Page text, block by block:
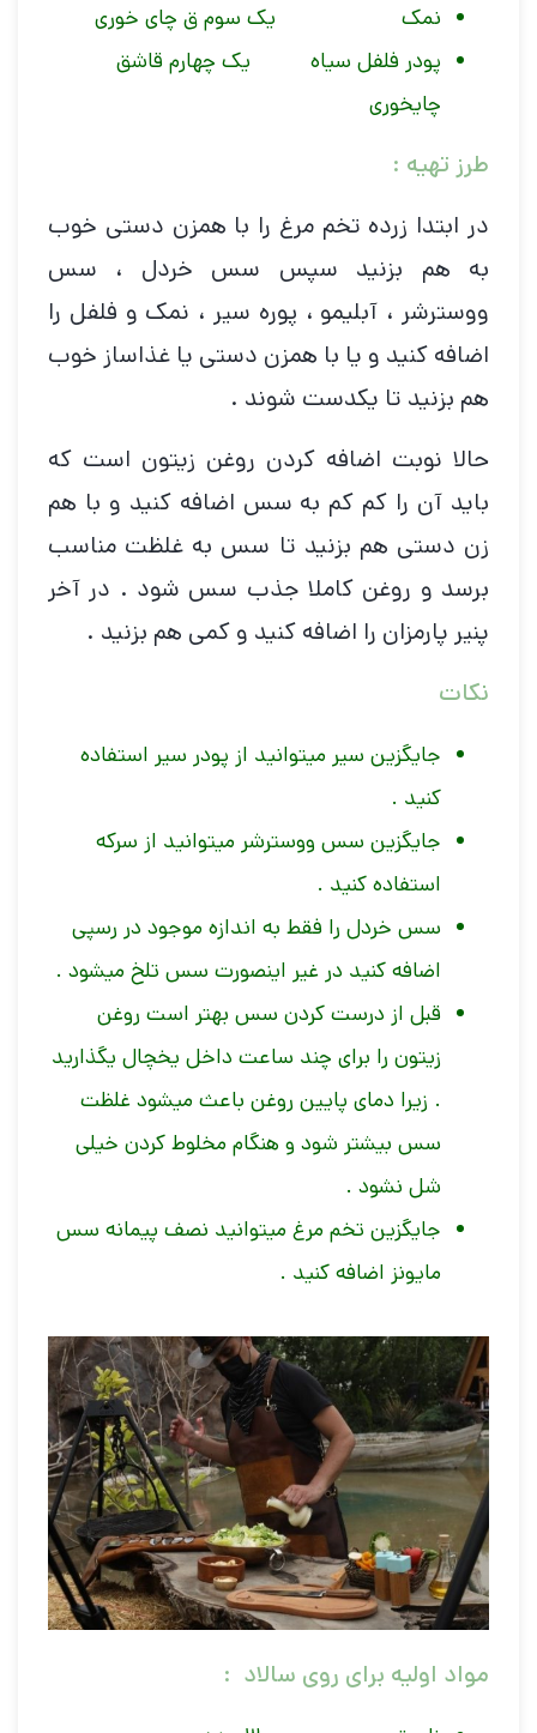
نمک یک سوم ق چای خوری
پودر فلفل سیاه یک چهارم قاشق
چایخوری
طرز تهیه :
در ابتدا زرده تخم مرغ را با همزن دستی خوب
به هم بزنید سپس سس خردل ، سس
ووسترشر ، آبلیمو ، پوره سیر ، نمک و فلفل را
اضافه کنید و یا با همزن دستی یا غذاساز خوب
هم بزنید تا یکدست شوند .
حالا نوبت اضافه کردن روغن زیتون است که
باید آن را کم کم به سس اضافه کنید و با هم
زن دستی هم بزنید تا سس به غلظت مناسب
برسد و روغن کاملا جذب سس شود . در آخر
پنیر پارمزان را اضافه کنید و کمی هم بزنید .
نکات
جایگزین سیر میتوانید از پودر سیر استفاده
کنید .
جایگزین سس ووسترشر میتوانید از سرکه
استفاده کنید .
سس خردل را فقط به اندازه موجود در رسپی
اضافه کنید در غیر اینصورت سس تلخ میشود .
قبل از درست کردن سس بهتر است روغن
زیتون را برای چند ساعت داخل یخچال یگذارید
. زیرا دمای پایین روغن باعث میشود غلظت
سس بیشتر شود و هنگام مخلوط کردن خیلی
شل نشود .
جایگزین تخم مرغ میتوانید نصف پیمانه سس
مایونز اضافه کنید .
مواد اولیه برای روی سالاد :